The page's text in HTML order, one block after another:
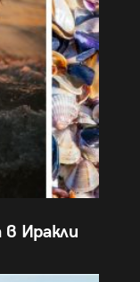
в Иракли